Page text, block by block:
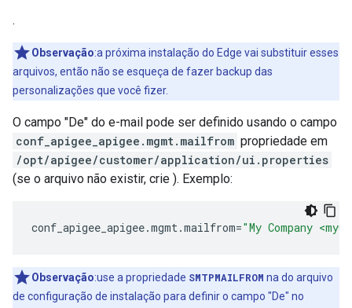
.
Observação:a próxima instalação do Edge vai substituir esses
arquivos, então não se esqueça de fazer backup das
personalizações que você fizer.
O campo "De" do e-mail pode ser definido usando o campo
conf_apigee_apigee.mgmt.mailfrom propriedade em
/opt/apigee/customer/application/ui.properties
(se o arquivo não existir, crie ). Exemplo:
conf_apigee_apigee.mgmt.mailfrom="My Company
Observação:use a propriedade SMTPMAILFROM na do arquivo
de configuração de instalação para definir o campo "De" no